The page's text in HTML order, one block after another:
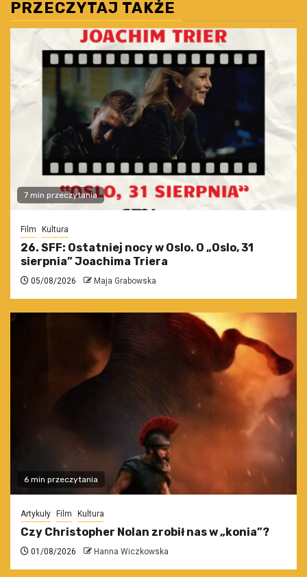
PRZECZYTAJ TAKŻE
7 min przeczytania
Film Kultura
26. SFF: Ostatniej nocy w Oslo. O „Oslo, 31
sierpnia” Joachima Triera
05/08/2026 Maja Grabowska
6 min przeczytania
Artykuły Film Kultura
Czy Christopher Nolan zrobił nas w „konia”?
01/08/2026 Hanna Wiczkowska